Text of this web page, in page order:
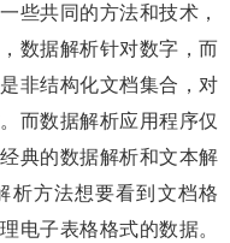
些共同的方法和技术，
数据解析针对数字，而
非结构化文档集合，对
而数据解析应用程序仅
典的数据解析和文本解
析方法想要看到文档格
电子表格格式的数据。